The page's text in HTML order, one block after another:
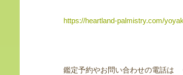
https://heartland-palmistry.com/
鑑定予約やお問い合わせの電話は